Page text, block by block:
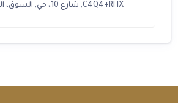
C4Q4+RHX, شارع 10، حي, السوق، الدمام 32242